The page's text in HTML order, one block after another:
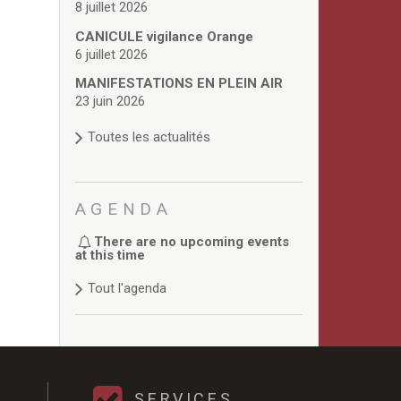
8 juillet 2026
CANICULE vigilance Orange
6 juillet 2026
MANIFESTATIONS EN PLEIN AIR
23 juin 2026
Toutes les actualités
AGENDA
There are no upcoming events
at this time
Tout l'agenda